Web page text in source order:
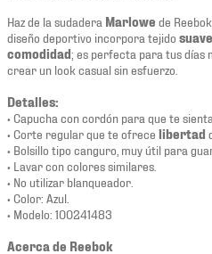
Haz de la sudadera Marlowe de
diseño deportivo incorpora tejido suave
comodidad; es perfecta para tus días
crear un look casual sin esfuerzo.
Detalles:
• Capucha con cordón para que te
• Corte regular que te ofrece libertad
• Bolsillo tipo canguro, muy útil para
• Lavar con colores similares.
• No utilizar blanqueador.
• Color: Azul.
• Modelo: 100241483
Acerca de Reebok